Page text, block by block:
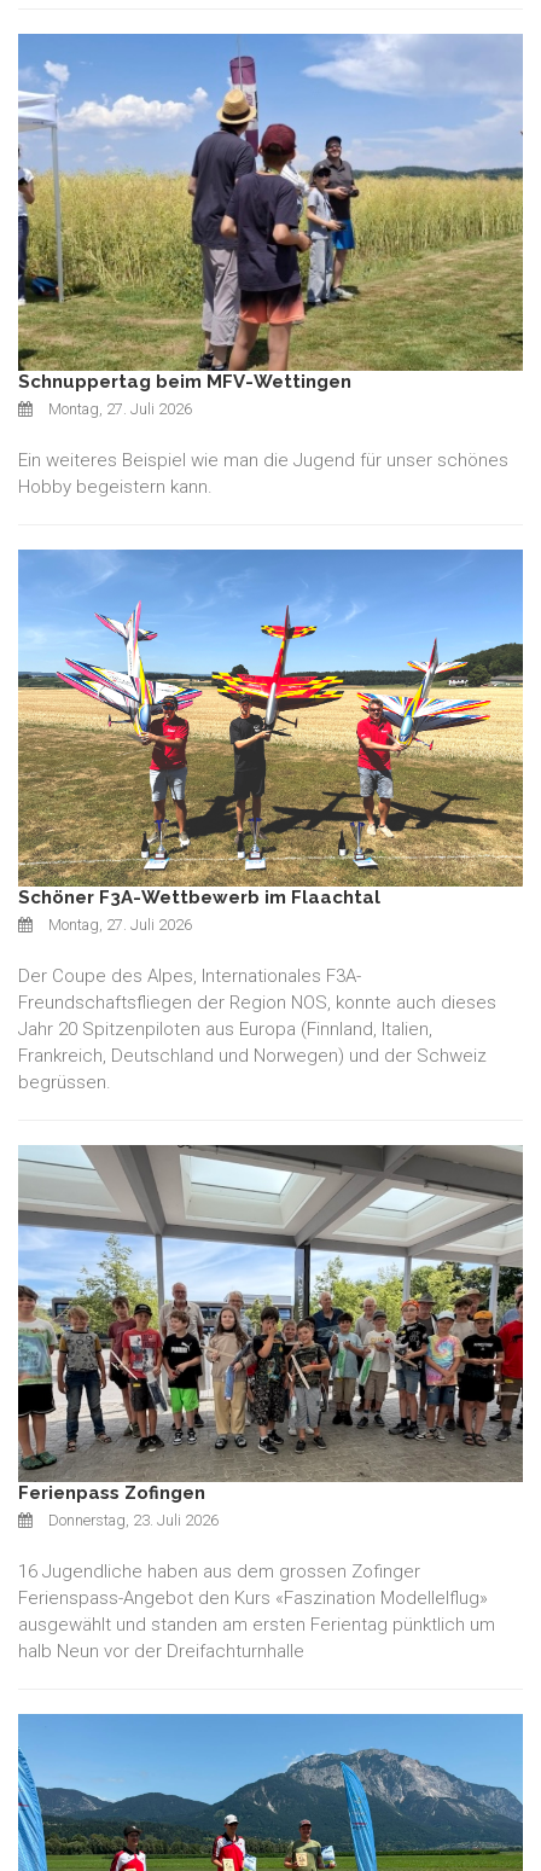
Schnuppertag beim MFV-Wettingen
Montag, 27. Juli 2026
Ein weiteres Beispiel wie man die Jugend für unser schönes
Hobby begeistern kann.
Schöner F3A-Wettbewerb im Flaachtal
Montag, 27. Juli 2026
Der Coupe des Alpes, Internationales F3A-
Freundschaftsfliegen der Region NOS, konnte auch dieses
Jahr 20 Spitzenpiloten aus Europa (Finnland, Italien,
Frankreich, Deutschland und Norwegen) und der Schweiz
begrüssen.
Ferienpass Zofingen
Donnerstag, 23. Juli 2026
16 Jugendliche haben aus dem grossen Zofinger
Ferienspass-Angebot den Kurs «Faszination Modellelflug»
ausgewählt und standen am ersten Ferientag pünktlich um
halb Neun vor der Dreifachturnhalle